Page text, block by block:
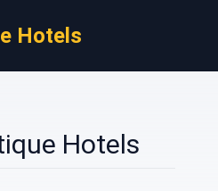
Hotels
Hotels